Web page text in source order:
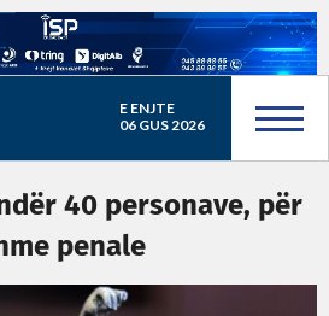
E ENJTE
06 GUS 2026
40 personave, për
penale